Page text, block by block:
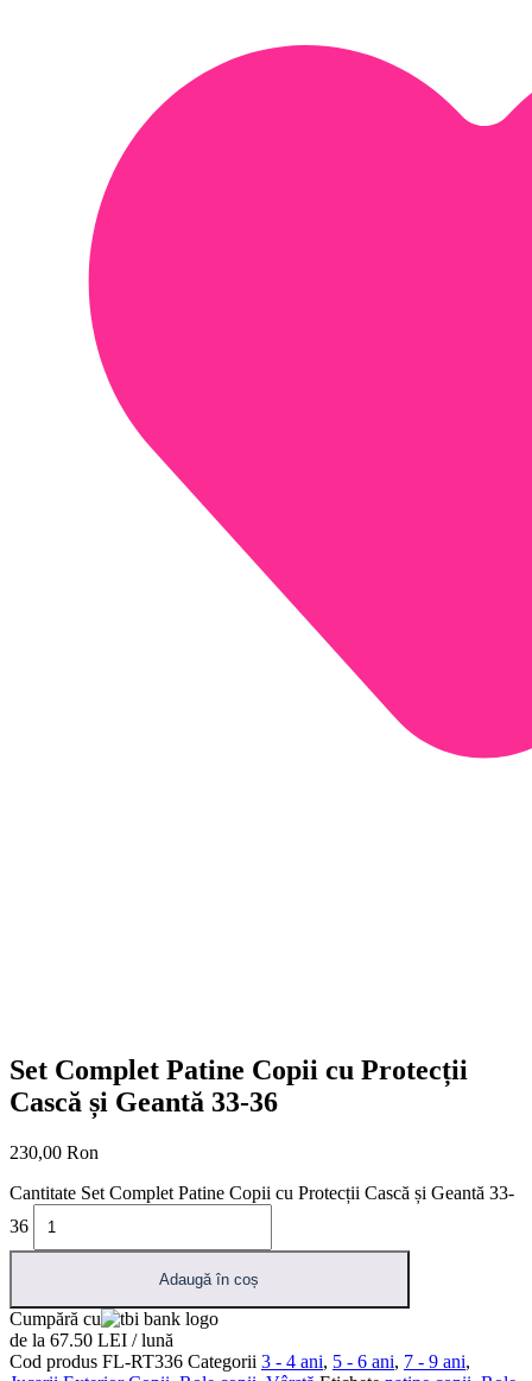
Set Complet Patine Copii cu Protecții
Cască și Geantă 33-36
230,00 Ron
Cantitate Set Complet Patine Copii cu Protecții Cască și Geantă 33-
36
Adaugă în coș
Cumpără cu
de la 67.50 LEI / lună
Cod produs FL-RT336 Categorii 3 - 4 ani, 5 - 6 ani, 7 - 9 ani,